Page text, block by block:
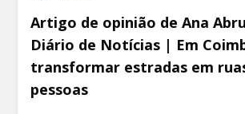
Artigo de opinião de Ana
Diário de Notícias | Em
transformar estradas em
pessoas